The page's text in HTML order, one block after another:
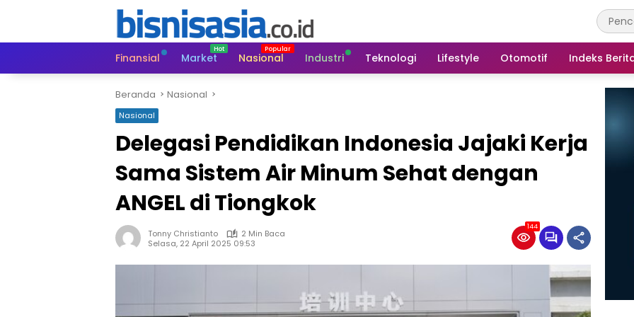
Finansial
Market Nasional Industri Teknologi Lifestyle Otomotif Indeks
Beranda Nasional
Nasional
Delegasi Pendidikan Indonesia Jajaki Kerja
Sama Sistem Air Minum Sehat dengan
ANGEL di Tiongkok
Tonny Christianto
2 Min Baca
Selasa, 22 April 2025 09:53
144